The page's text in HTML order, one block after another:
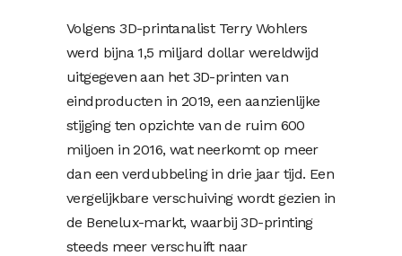
Volgens 3D-printanalist Terry Wohlers
werd bijna 1,5 miljard dollar wereldwijd
uitgegeven aan het 3D-printen van
eindproducten in 2019, een aanzienlijke
stijging ten opzichte van de ruim 600
miljoen in 2016, wat neerkomt op meer
dan een verdubbeling in drie jaar tijd. Een
vergelijkbare verschuiving wordt gezien in
de Benelux-markt, waarbij 3D-printing
steeds meer verschuift naar